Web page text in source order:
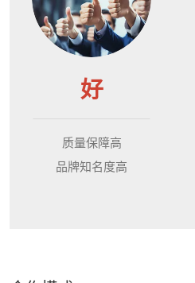
好
质量保障高
品牌知名度高